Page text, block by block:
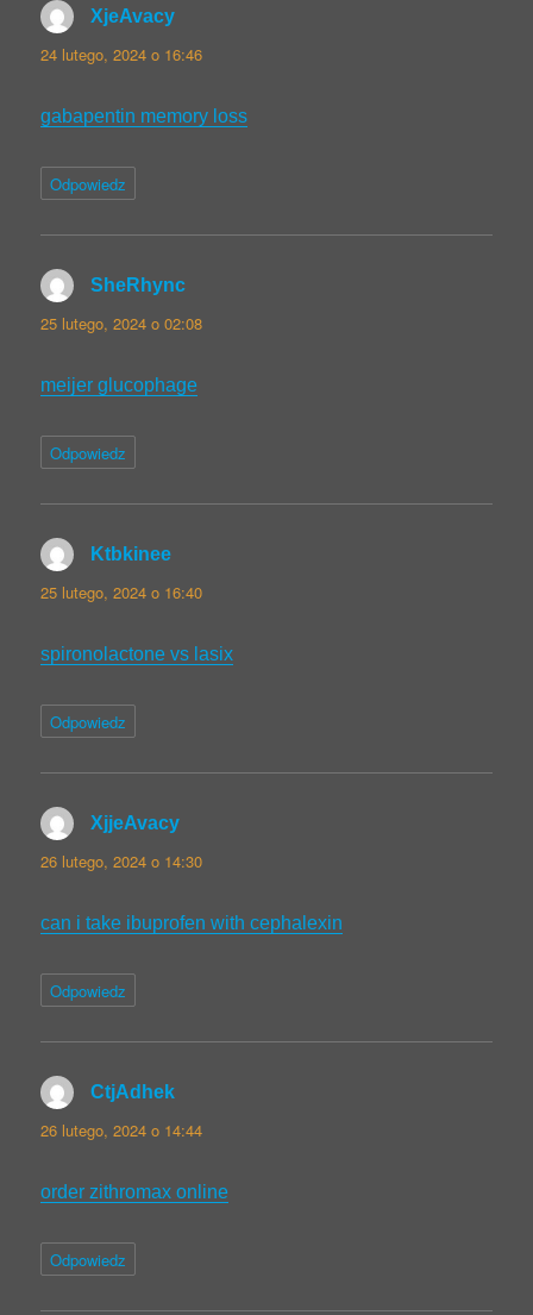
XjeAvacy
24 lutego, 2024 o 16:46
gabapentin memory loss
Odpowiedz
SheRhync
25 lutego, 2024 o 02:08
meijer glucophage
Odpowiedz
Ktbkinee
25 lutego, 2024 o 16:40
spironolactone vs lasix
Odpowiedz
XjjeAvacy
26 lutego, 2024 o 14:30
can i take ibuprofen with cephalexin
Odpowiedz
CtjAdhek
26 lutego, 2024 o 14:44
order zithromax online
Odpowiedz